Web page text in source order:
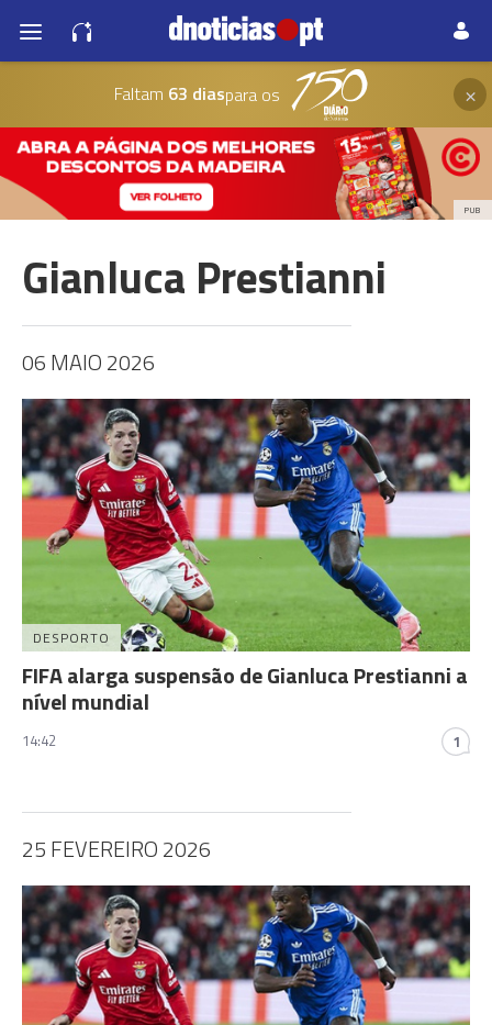
Faltam 63 diaspara os ×
PUB
Gianluca Prestianni
06 MAIO 2026
DESPORTO
FIFA alarga suspensão de Gianluca Prestianni a
nível mundial
14:42 1
25 FEVEREIRO 2026